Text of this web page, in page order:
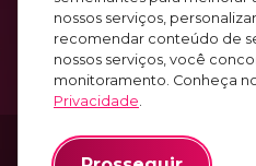
Linkedin
Youtube
© 2010~2026
nossos serviços,
recomendar conteúdo de
nossos serviços, você
monitoramento. Conheça
Privacidade.